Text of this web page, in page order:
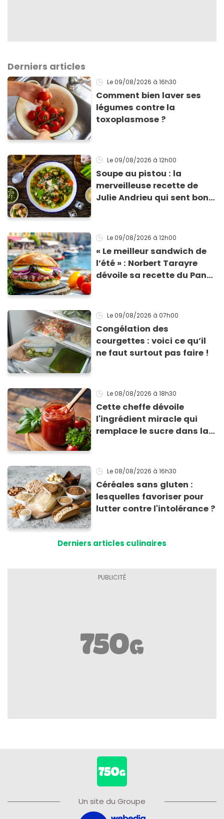
Derniers articles
Le 09/08/2026 à 16h30
Comment bien laver ses
légumes contre la
toxoplasmose ?
Le 09/08/2026 à 12h00
Soupe au pistou : la
merveilleuse recette de
Julie Andrieu qui sent bon
Le 09/08/2026 à 12h00
« Le meilleur sandwich de
l’été » : Norbert Tarayre
dévoile sa recette du Pan
Le 09/08/2026 à 07h00
Congélation des
courgettes : voici ce qu’il
ne faut surtout pas faire !
Le 08/08/2026 à 18h30
Cette cheffe dévoile
l'ingrédient miracle qui
remplace le sucre dans la
Le 08/08/2026 à 16h30
Céréales sans gluten :
lesquelles favoriser pour
lutter contre l'intolérance ?
Derniers articles culinaires
Un site du Groupe